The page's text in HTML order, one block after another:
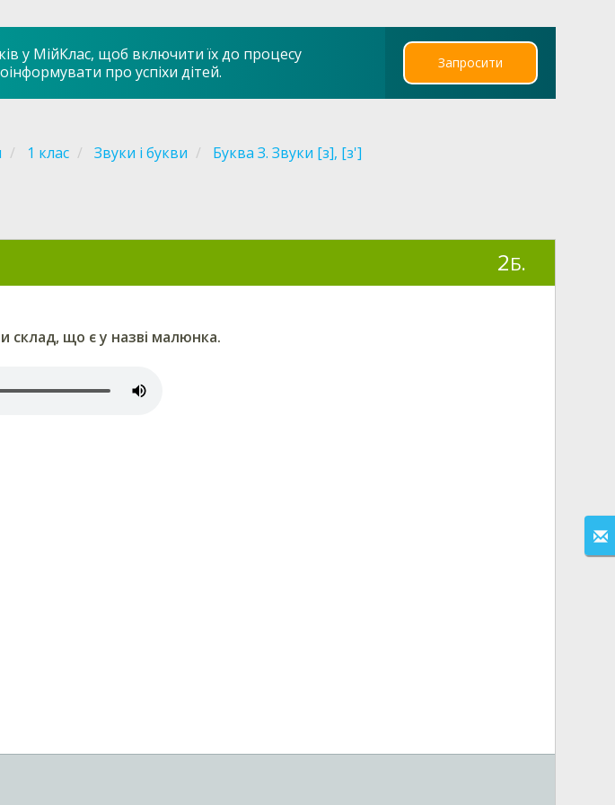
у МійКлас, щоб включити їх до процесу
про успіхи дітей.
Запросити
1 клас Звуки і букви Буква З. Звуки [з], [з']
2Б.
склад, що є у назві малюнка.